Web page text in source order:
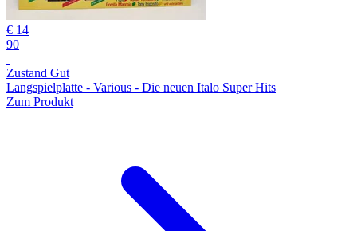
€ 14
90
Zustand Gut
Langspielplatte - Various - Die neuen Italo Super Hits
Zum Produkt